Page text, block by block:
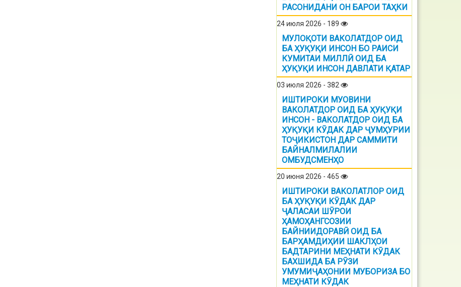
РАСОНИДАНИ ОН БАРОИ ТАҲКИ
24 июля 2026 - 189
МУЛОҚОТИ ВАКОЛАТДОР ОИД
БА ҲУҚУҚИ ИНСОН БО РАИСИ
КУМИТАИ МИЛЛӢ ОИД БА
ҲУҚУҚИ ИНСОН ДАВЛАТИ ҚАТАР
03 июля 2026 - 382
ИШТИРОКИ МУОВИНИ
ВАКОЛАТДОР ОИД БА ҲУҚУҚИ
ИНСОН - ВАКОЛАТДОР ОИД БА
ҲУҚУҚИ КӮДАК ДАР ҶУМҲУРИИ
ТОҶИКИСТОН ДАР САММИТИ
БАЙНАЛМИЛАЛИИ
ОМБУДСМЕНҲО
20 июня 2026 - 465
ИШТИРОКИ ВАКОЛАТЛОР ОИД
БА ҲУҚУҚИ КӮДАК ДАР
ҶАЛАСАИ ШӮРОИ
ҲАМОҲАНГСОЗИИ
БАЙНИИДОРАВӢ ОИД БА
БАРҲАМДИҲИИ ШАКЛҲОИ
БАДТАРИНИ МЕҲНАТИ КӮДАК
БАХШИДА БА РӮЗИ
УМУМИҶАҲОНИИ МУБОРИЗА БО
МЕҲНАТИ КӮДАК